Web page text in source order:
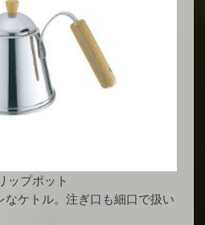
プポット
ケトル。注ぎ口も細口で扱い